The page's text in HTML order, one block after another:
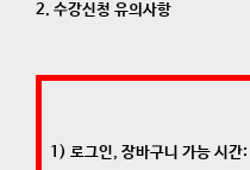
2. 수강신청 유의사항
1) 로그인, 장바구니 가능 시간: